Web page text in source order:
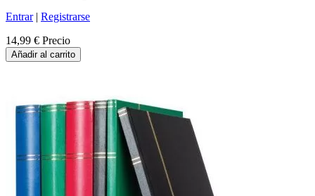
Entrar| Registrarse
14,99 € Precio
Añadir al carrito